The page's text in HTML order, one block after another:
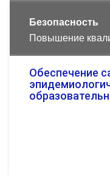
Безопасность
Повышение
Обеспечение